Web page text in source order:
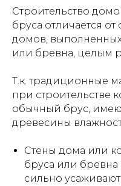
Строительство
бруса отличается
домов,
или бревна, целым
Т.к. традиционные
при строительстве
обычный брус,
древесины
Стены дома или
бруса или
сильно